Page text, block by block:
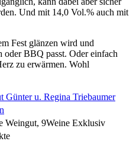
Und mit 14,0 Vol.% auch mit
Fest glänzen wird und
oder BBQ passt. Oder einfach
zu erwärmen. Wohl
Günter u. Regina Triebaumer
Weingut, 9Weine Exklusiv